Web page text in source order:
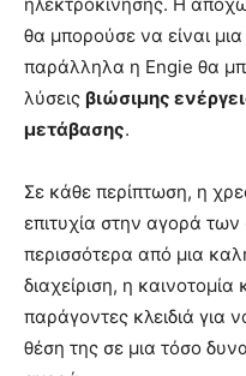
ηλεκτροκίνησης. Η
θα μπορούσε να είναι
παράλληλα η Engie θα
λύσεις βιώσιμης
μετάβασης.
Σε κάθε περίπτωση, η
επιτυχία στην αγορά
περισσότερα από μια
διαχείριση, η καινοτομία
παράγοντες κλειδιά για
θέση της σε μια τόσο